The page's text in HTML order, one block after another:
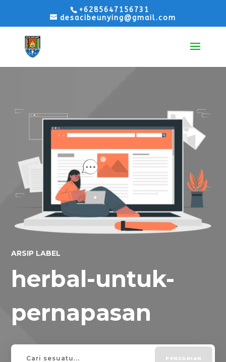
+6285647156731
desacibeunying@gmail.com
ARSIP LABEL
herbal-untuk-
pernapasan